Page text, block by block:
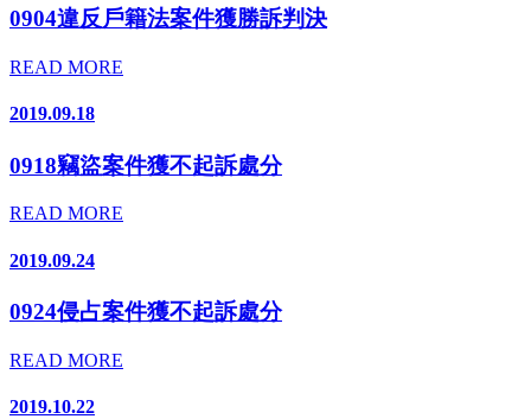
0904違反戶籍法案件獲勝訴判決
READ MORE
2019.09.18
0918竊盜案件獲不起訴處分
READ MORE
2019.09.24
0924侵占案件獲不起訴處分
READ MORE
2019.10.22